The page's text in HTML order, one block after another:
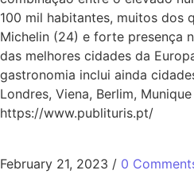
100 mil habitantes, muitos dos
Michelin (24) e forte presença
das melhores cidades da
gastronomia inclui ainda
Londres, Viena, Berlim,
https://www.publituris.pt/
February 21, 2023 / 0